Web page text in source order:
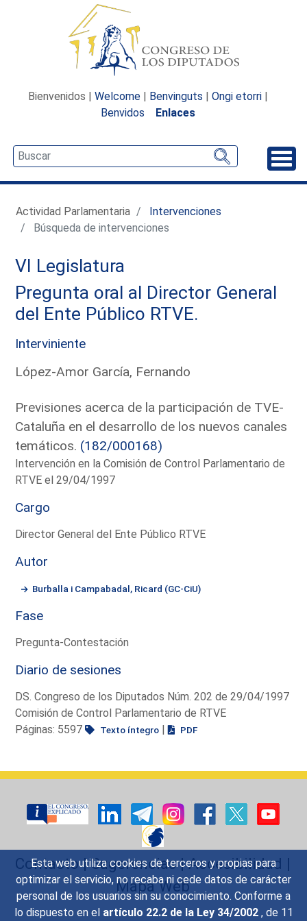
Esta web utiliza cookies de terceros y propias para
optimizar el servicio, no recaba ni cede datos de carácter
personal de los usuarios sin su conocimiento. Conforme a
lo dispuesto en el artículo 22.2 de la Ley 34/2002 , de 11
Bienvenidos | Welcome | Benvinguts | Ongi etorri |
Benvidos
Enlaces
Actividad Parlamentaria
Intervenciones
Búsqueda de intervenciones
VI Legislatura
Pregunta oral al Director General
del Ente Público RTVE.
Interviniente
López-Amor García, Fernando
Previsiones acerca de la participación de TVE-
Cataluña en el desarrollo de los nuevos canales
temáticos. (182/000168)
Intervención en la Comisión de Control Parlamentario de
RTVE el 29/04/1997
Cargo
Director General del Ente Público RTVE
Autor
Burballa i Campabadal, Ricard (GC-CiU)
Fase
Pregunta-Contestación
Diario de sesiones
DS. Congreso de los Diputados Núm. 202 de 29/04/1997
Comisión de Control Parlamentario de RTVE
Páginas: 5597
Texto íntegro | PDF
Contacto|Sugerencias|Accesibilidad |
Mapa Web